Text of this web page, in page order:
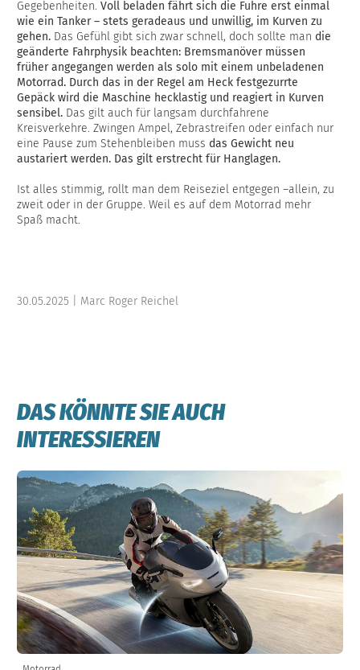
Gegebenheiten. Voll beladen fährt sich die Fuhre erst einmal
wie ein Tanker – stets geradeaus und unwillig, im Kurven zu
gehen. Das Gefühl gibt sich zwar schnell, doch sollte man die
geänderte Fahrphysik beachten: Bremsmanöver müssen
früher angegangen werden als solo mit einem unbeladenen
Motorrad. Durch das in der Regel am Heck festgezurrte
Gepäck wird die Maschine hecklastig und reagiert in Kurven
sensibel. Das gilt auch für langsam durchfahrene
Kreisverkehre. Zwingen Ampel, Zebrastreifen oder einfach nur
eine Pause zum Stehenbleiben muss das Gewicht neu
austariert werden. Das gilt erstrecht für Hanglagen.
Ist alles stimmig, rollt man dem Reiseziel entgegen –allein, zu
zweit oder in der Gruppe. Weil es auf dem Motorrad mehr
Spaß macht.
30.05.2025 | Marc Roger Reichel
DAS KÖNNTE SIE AUCH
INTERESSIEREN